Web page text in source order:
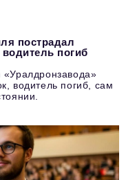
пострадал
погиб
«Уралдронзавода»
водитель погиб, сам